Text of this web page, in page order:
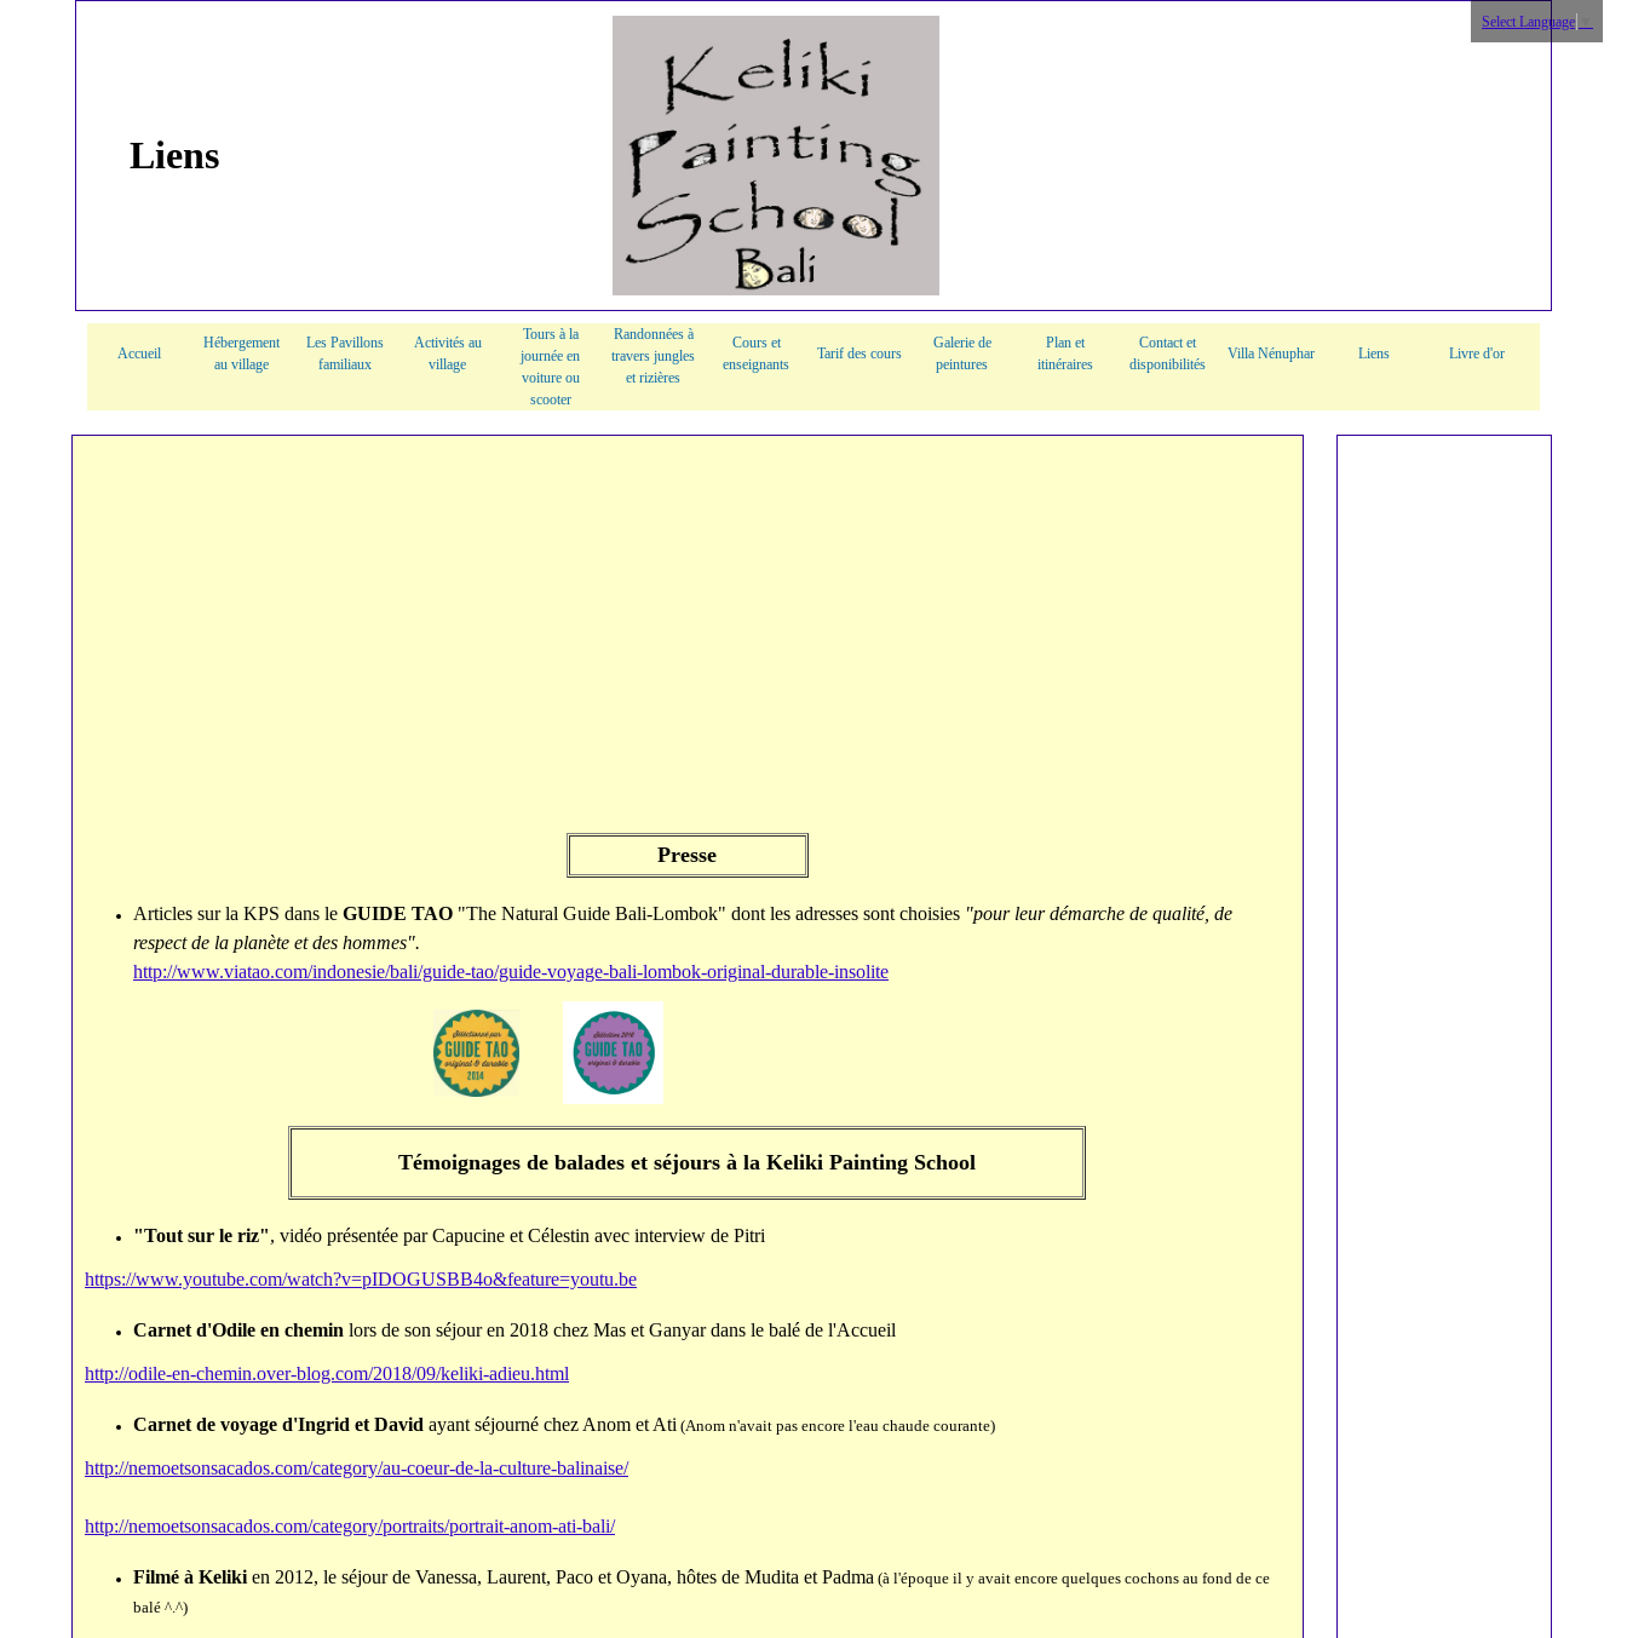
Select Language
Liens
Accueil
Hébergement
au village
Les Pavillons
familiaux
Activités au
village
Tours à la
journée en
voiture ou
scooter
Randonnées à
travers jungles
et rizières
Cours et
enseignants
Tarif des cours
Galerie de
peintures
Plan et
itinéraires
Contact et
disponibilités
Villa Nénuphar Liens Livre d'or
Presse
Articles sur la KPS dans le GUIDE TAO "The Natural Guide Bali-Lombok" dont les adresses sont choisies "pour leur démarche de qualité, de
respect de la planète et des hommes".
http://www.viatao.com/indonesie/bali/guide-tao/guide-voyage-bali-lombok-original-durable-insolite
Témoignages de baladeset séjours à la Keliki Painting School
"Tout sur le riz", vidéo présentée par Capucine et Célestin avec interview de Pitri
https://www.youtube.com/watch?v=pIDOGUSBB4o&feature=youtu.be
Carnet d'Odile en chemin lors de son séjour en 2018 chez Mas et Ganyar dans le balé de l'Accueil
http://odile-en-chemin.over-blog.com/2018/09/keliki-adieu.html
Carnet de voyage d'Ingrid et David ayant séjourné chez Anom et Ati (Anom n'avait pas encore l'eau chaude courante)
http://nemoetsonsacados.com/category/au-coeur-de-la-culture-balinaise/
http://nemoetsonsacados.com/category/portraits/portrait-anom-ati-bali/
Filmé à Keliki en 2012, le séjourde Vanessa, Laurent, Paco et Oyana, hôtes de Mudita et Padma (à l'époque il y avait encore quelques cochons au fond de ce
balé ^.^)